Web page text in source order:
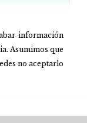
información
Asumimos que
no aceptarlo